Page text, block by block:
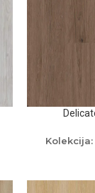
Kolekcija: